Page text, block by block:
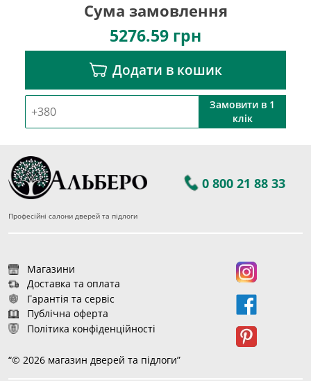
Сума замовлення
5276.59 грн
Додати в кошик
Замовити в 1
клік
0 800 21 88 33
Професійні салони дверей та підлоги
Магазини
Доставка та оплата
Гарантія та сервіс
Публічна оферта
Політика конфіденційності
“© 2026 магазин дверей та підлоги”